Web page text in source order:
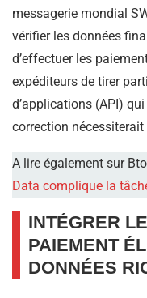
messagerie mondial
vérifier les données
d’effectuer les
expéditeurs de tirer
d’applications (API)
correction
A lire également sur
Data complique la
INTÉGRER
PAIEMENT
DONNÉES